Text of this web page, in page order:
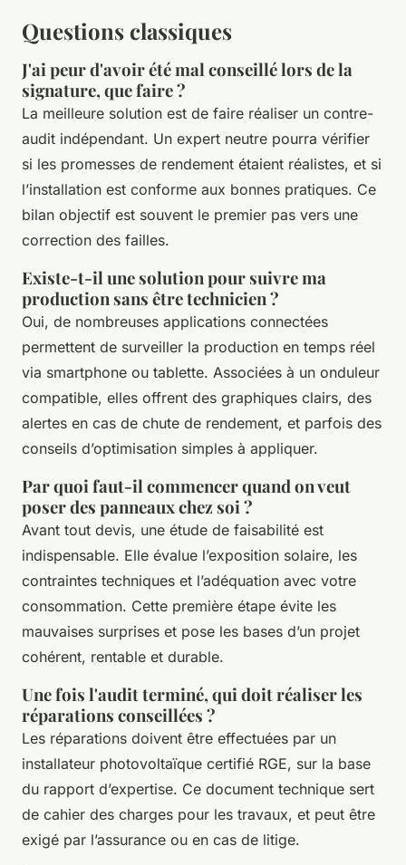
Questions classiques
J'ai peur d'avoir été mal conseillé lors de la
signature, que faire ?
La meilleure solution est de faire réaliser un contre-
audit indépendant. Un expert neutre pourra vérifier
si les promesses de rendement étaient réalistes, et si
l’installation est conforme aux bonnes pratiques. Ce
bilan objectif est souvent le premier pas vers une
correction des failles.
Existe-t-il une solution pour suivre ma
production sans être technicien ?
Oui, de nombreuses applications connectées
permettent de surveiller la production en temps réel
via smartphone ou tablette. Associées à un onduleur
compatible, elles offrent des graphiques clairs, des
alertes en cas de chute de rendement, et parfois des
conseils d’optimisation simples à appliquer.
Par quoi faut-il commencer quand on veut
poser des panneaux chez soi ?
Avant tout devis, une étude de faisabilité est
indispensable. Elle évalue l’exposition solaire, les
contraintes techniques et l’adéquation avec votre
consommation. Cette première étape évite les
mauvaises surprises et pose les bases d’un projet
cohérent, rentable et durable.
Une fois l'audit terminé, qui doit réaliser les
réparations conseillées ?
Les réparations doivent être effectuées par un
installateur photovoltaïque certifié RGE, sur la base
du rapport d’expertise. Ce document technique sert
de cahier des charges pour les travaux, et peut être
exigé par l’assurance ou en cas de litige.